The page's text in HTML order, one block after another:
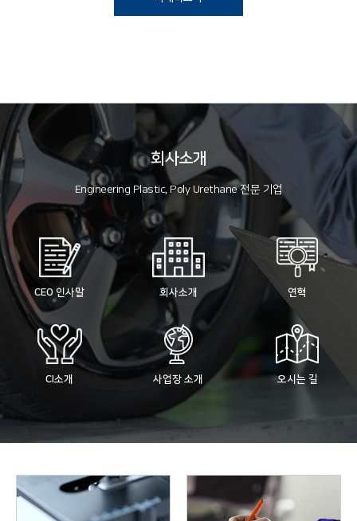
회사소개
Engineering Plastic, Poly Urethane 전문 기업
CEO 인사말 회사소개 연혁
CI소개 사업장 소개 오시는 길